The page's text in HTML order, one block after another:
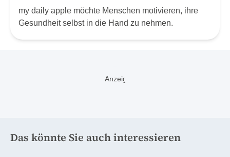
my daily apple möchte Menschen motivieren, ihre
Gesundheit selbst in die Hand zu nehmen.
Das könnte Sie auch interessieren